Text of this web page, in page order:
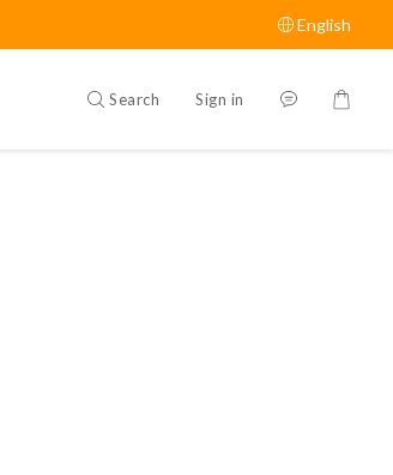
English
Search Sign in